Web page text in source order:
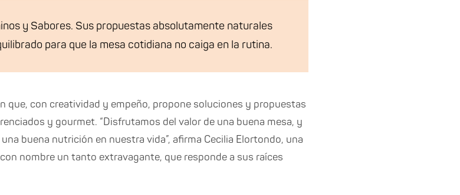
y Sabores. Sus propuestas absolutamente naturales
para que la mesa cotidiana no caiga en la rutina.
que, con creatividad y empeño, propone soluciones y propuestas
y gourmet. “Disfrutamos del valor de una buena mesa, y
buena nutrición en nuestra vida”, afirma Cecilia Elortondo, una
nombre un tanto extravagante, que responde a sus raíces